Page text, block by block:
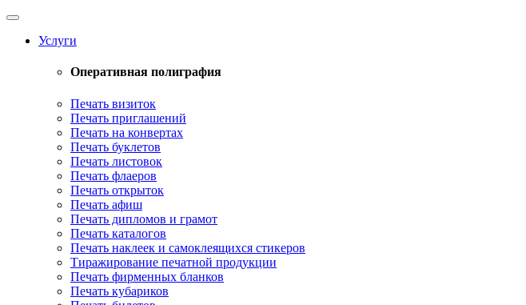
Toggle
navigationУслуги
Оперативная полиграфия
Печать визиток
Печать приглашений
Печать на конвертах
Печать буклетов
Печать листовок
Печать флаеров
Печать открыток
Печать афиш
Печать дипломов и грамот
Печать каталогов
Печать наклеек и самоклеящихся стикеров
Тиражирование печатной продукции
Печать фирменных бланков
Печать кубариков